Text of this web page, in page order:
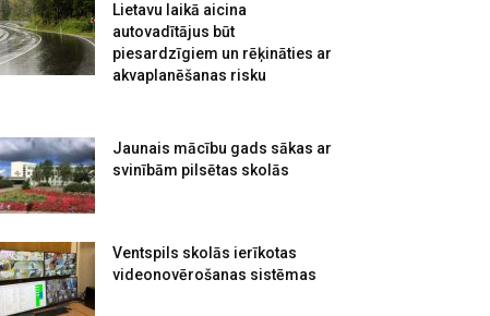
Lietavu laikā aicina
autovadītājus būt
piesardzīgiem un rēķināties ar
akvaplanēšanas risku
Jaunais mācību gads sākas ar
svinībām pilsētas skolās
Ventspils skolās ierīkotas
videonovērošanas sistēmas